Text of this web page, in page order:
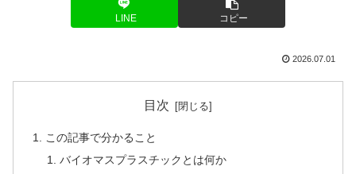
LINE コピー
2026.07.01
目次
この記事で分かること
バイオマスプラスチックとは何か